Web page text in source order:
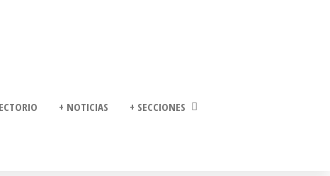
+ NOTICIAS + SECCIONES